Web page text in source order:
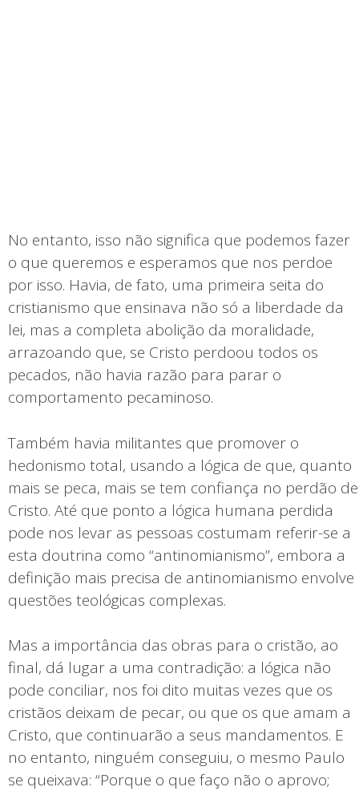
No entanto, isso não significa que podemos fazer
o que queremos e esperamos que nos perdoe
por isso. Havia, de fato, uma primeira seita do
cristianismo que ensinava não só a liberdade da
lei, mas a completa abolição da moralidade,
arrazoando que, se Cristo perdoou todos os
pecados, não havia razão para parar o
comportamento pecaminoso.
Também havia militantes que promover o
hedonismo total, usando a lógica de que, quanto
mais se peca, mais se tem confiança no perdão de
Cristo. Até que ponto a lógica humana perdida
pode nos levar as pessoas costumam referir-se a
esta doutrina como “antinomianismo”, embora a
definição mais precisa de antinomianismo envolve
questões teológicas complexas.
Mas a importância das obras para o cristão, ao
final, dá lugar a uma contradição: a lógica não
pode conciliar, nos foi dito muitas vezes que os
cristãos deixam de pecar, ou que os que amam a
Cristo, que continuarão a seus mandamentos. E
no entanto, ninguém conseguiu, o mesmo Paulo
se queixava: “Porque o que faço não o aprovo;